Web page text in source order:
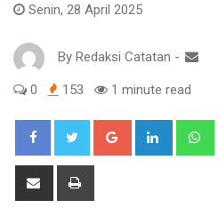
Senin, 28 April 2025
By Redaksi Catatan -
0 153 1 minute read
Google+ LinkedIn
Share